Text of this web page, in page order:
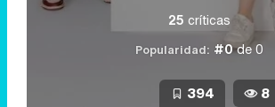
25 críticas
Popularidad: #0de 0
394 8